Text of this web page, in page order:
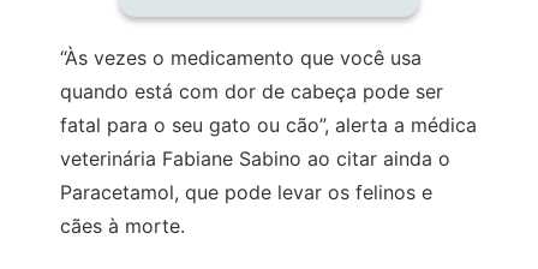
“Às vezes o medicamento que você usa
quando está com dor de cabeça pode ser
fatal para o seu gato ou cão”, alerta a médica
veterinária Fabiane Sabino ao citar ainda o
Paracetamol, que pode levar os felinos e
cães à morte.